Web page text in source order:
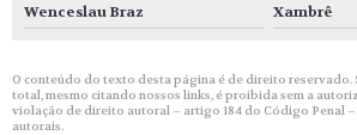
Wenceslau Braz Xambrê
O conteúdo do texto desta página é de direito reservado.
total, mesmo citando nossos links, é proibida sem a
violação de direito autoral – artigo 184 do Código Penal –
autorais.